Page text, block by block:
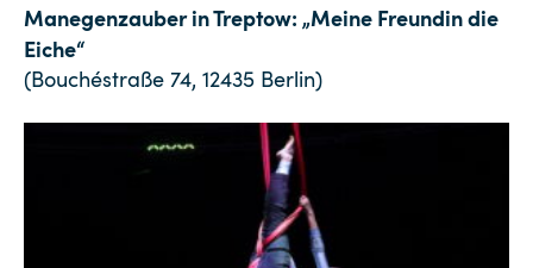
Manegenzauber in Treptow: „Meine Freundin die
Eiche“
(Bouchéstraße 74, 12435 Berlin)